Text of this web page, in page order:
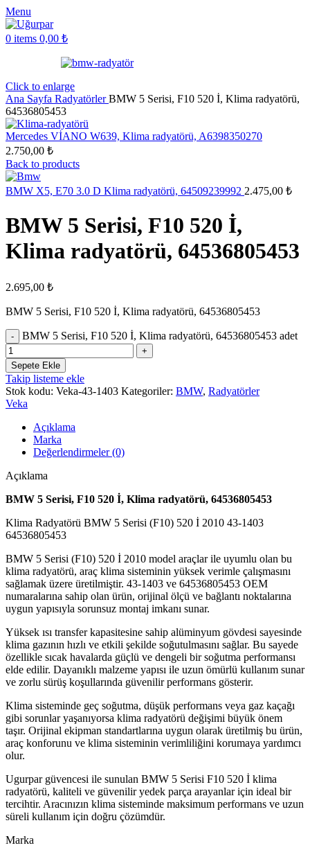
Menu
0 items 0,00 ₺
Click to enlarge
Ana Sayfa RadyatörlerBMW 5 Serisi, F10 520 İ, Klima radyatörü,
64536805453
Mercedes VİANO W639, Klima radyatörü, A6398350270
2.750,00 ₺
Back to products
BMW X5, E70 3.0 D Klima radyatörü, 64509239992 2.475,00 ₺
BMW 5 Serisi, F10 520 İ,
Klima radyatörü, 64536805453
2.695,00 ₺
BMW 5 Serisi, F10 520 İ, Klima radyatörü, 64536805453
BMW 5 Serisi, F10 520 İ, Klima radyatörü, 64536805453 adet
Sepete Ekle
Takip listeme ekle
Stok kodu: Veka-43-1403 Kategoriler: BMW, Radyatörler
Veka
Açıklama
Marka
Değerlendirmeler (0)
Açıklama
BMW 5 Serisi, F10 520 İ, Klima radyatörü, 64536805453
Klima Radyatörü BMW 5 Serisi (F10) 520 İ 2010 43-1403
64536805453
BMW 5 Serisi (F10) 520 İ 2010 model araçlar ile uyumlu olan bu
klima radyatörü, araç klima sisteminin yüksek verimle çalışmasını
sağlamak üzere üretilmiştir. 43-1403 ve 64536805453 OEM
numaralarına sahip olan ürün, orijinal ölçü ve bağlantı noktalarına
uygun yapısıyla sorunsuz montaj imkanı sunar.
Yüksek ısı transfer kapasitesine sahip alüminyum gövdesi sayesinde
klima gazının hızlı ve etkili şekilde soğutulmasını sağlar. Bu sayede
özellikle sıcak havalarda güçlü ve dengeli bir soğutma performansı
elde edilir. Dayanıklı malzeme yapısı ile uzun ömürlü kullanım sunar
ve zorlu sürüş koşullarında güvenilir performans gösterir.
Klima sisteminde geç soğutma, düşük performans veya gaz kaçağı
gibi sorunlar yaşanıyorsa klima radyatörü değişimi büyük önem
taşır. Orijinal ekipman standartlarına uygun olarak üretilmiş bu ürün,
araç konforunu ve klima sisteminin verimliliğini korumaya yardımcı
olur.
Ugurpar güvencesi ile sunulan BMW 5 Serisi F10 520 İ klima
radyatörü, kaliteli ve güvenilir yedek parça arayanlar için ideal bir
tercihtir. Aracınızın klima sisteminde maksimum performans ve uzun
süreli kullanım için doğru çözümdür.
Marka